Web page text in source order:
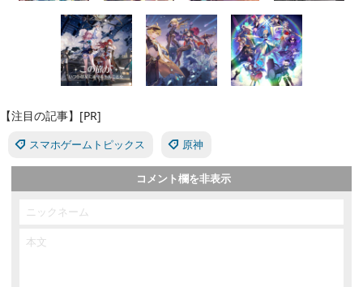
【注目の記事】[PR]
スマホゲームトピックス 原神
コメント欄を非表示